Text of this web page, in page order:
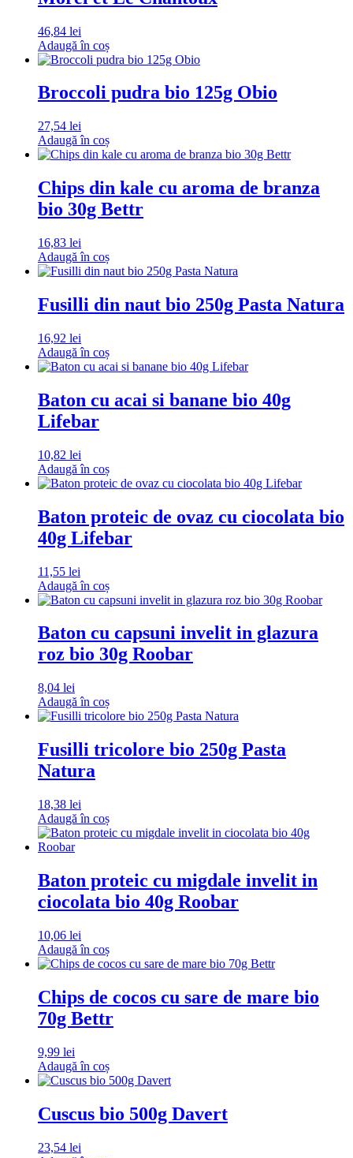
46,84 lei
Adaugă în coș
Broccoli pudra bio 125g Obio
27,54 lei
Adaugă în coș
Chips din kale cu aroma de branza
bio 30g Bettr
16,83 lei
Adaugă în coș
Fusilli din naut bio 250g Pasta Natura
16,92 lei
Adaugă în coș
Baton cu acai si banane bio 40g
Lifebar
10,82 lei
Adaugă în coș
Baton proteic de ovaz cu ciocolata bio
40g Lifebar
11,55 lei
Adaugă în coș
Baton cu capsuni invelit in glazura
roz bio 30g Roobar
8,04 lei
Adaugă în coș
Fusilli tricolore bio 250g Pasta
Natura
18,38 lei
Adaugă în coș
Baton proteic cu migdale invelit in
ciocolata bio 40g Roobar
10,06 lei
Adaugă în coș
Chips de cocos cu sare de mare bio
70g Bettr
9,99 lei
Adaugă în coș
Cuscus bio 500g Davert
23,54 lei